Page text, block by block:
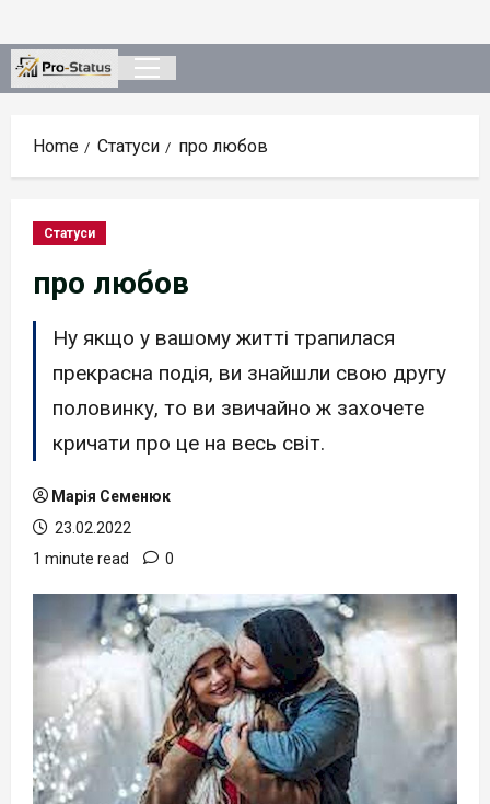
to
content
Primary
Home Статуси про любов
Статуси
про любов
Ну якщо у вашому житті трапилася
прекрасна подія, ви знайшли свою другу
половинку, то ви звичайно ж захочете
кричати про це на весь світ.
Марія Семенюк
23.02.2022
1 minute read
0